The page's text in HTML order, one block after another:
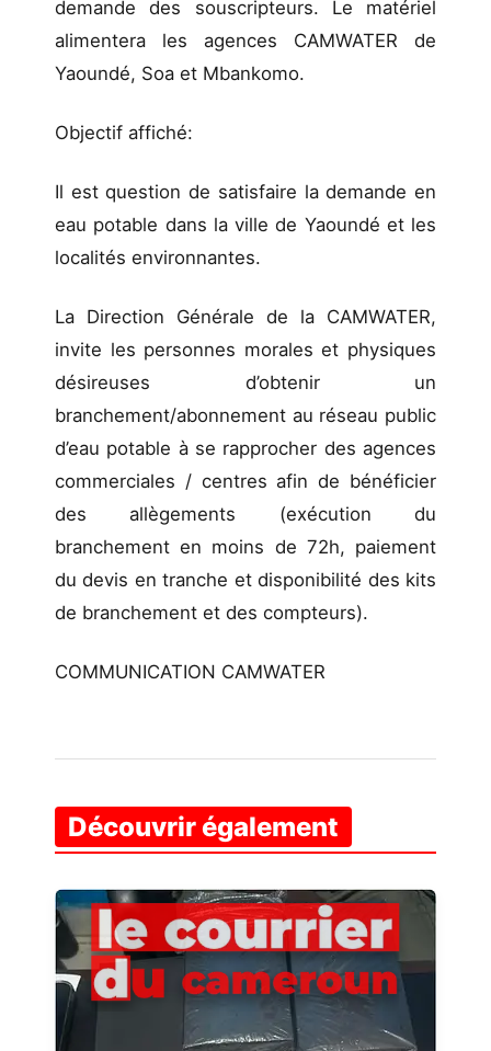
demande des souscripteurs. Le matériel
alimentera les agences CAMWATER de
Yaoundé, Soa et Mbankomo.
Objectif affiché:
Il est question de satisfaire la demande en
eau potable dans la ville de Yaoundé et les
localités environnantes.
La Direction Générale de la CAMWATER,
invite les personnes morales et physiques
désireuses d’obtenir un
branchement/abonnement au réseau public
d’eau potable à se rapprocher des agences
commerciales / centres afin de bénéficier
des allègements (exécution du
branchement en moins de 72h, paiement
du devis en tranche et disponibilité des kits
de branchement et des compteurs).
COMMUNICATION CAMWATER
Découvrir également